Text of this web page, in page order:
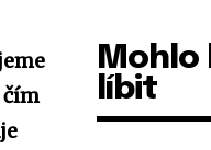
čím
Mohlo
líbit